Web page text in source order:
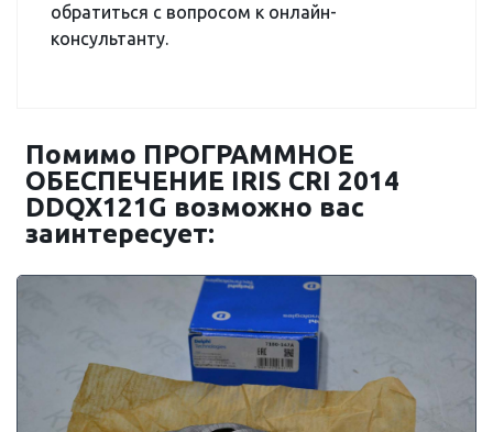
обратиться с вопросом к онлайн-
консультанту.
Помимо ПРОГРАММНОЕ
ОБЕСПЕЧЕНИЕ IRIS CRI 2014
DDQX121G возможно вас
заинтересует: